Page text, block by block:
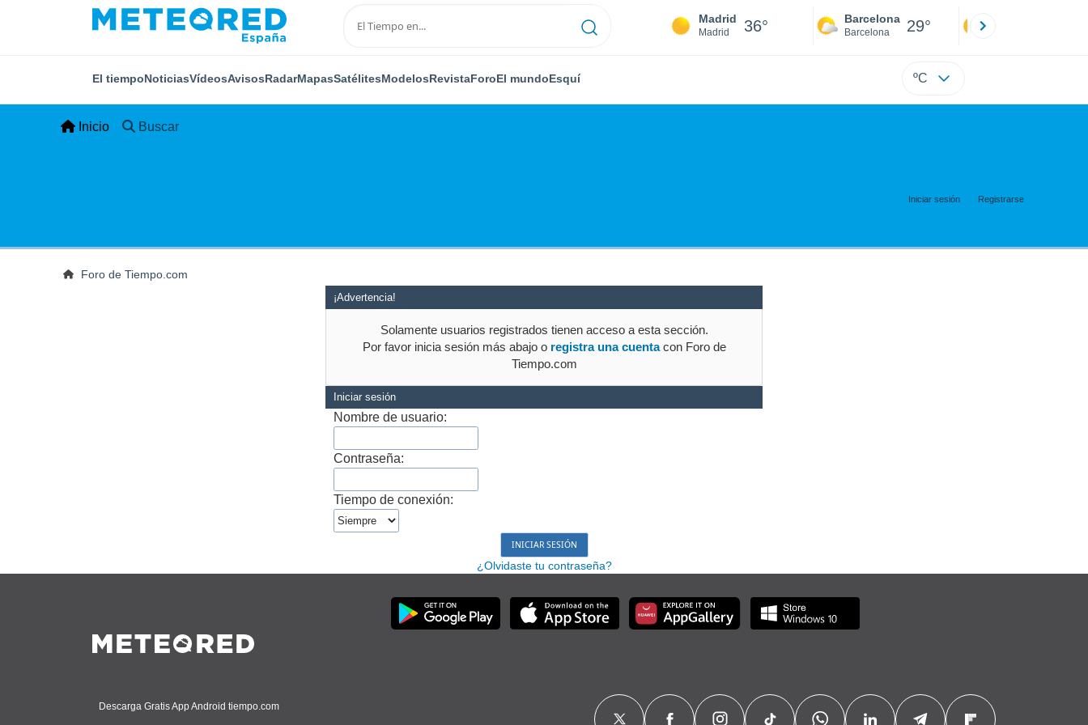
Madrid
Madrid 36° Barcelona
Barcelona 29°
El tiempoNoticiasVídeosAvisosRadarMapasSatélitesModelosRevistaForoEl mundoEsquí ºC
Inicio Buscar
Iniciar sesión Registrarse
Foro de Tiempo.com
¡Advertencia!
Solamente usuarios registrados tienen acceso a esta sección.
Por favor inicia sesión más abajo o registra una cuentacon Foro de
Tiempo.com
Iniciar sesión
Nombre de usuario:
Contraseña:
Tiempo de conexión:
¿Olvidaste tu contraseña?
Descarga Gratis App Android tiempo.com